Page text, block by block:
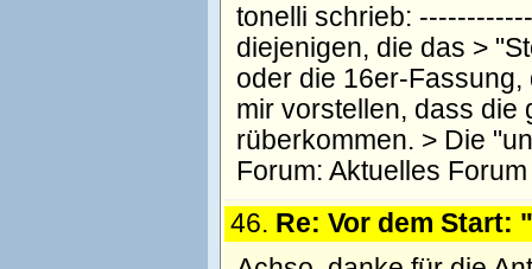
tonelli schrieb:
diejenigen, die das >
oder die 16er-Fassung,
mir vorstellen, dass die
rüberkommen. > Die
Forum: Aktuelles Forum
46. Re: Vor dem Start: